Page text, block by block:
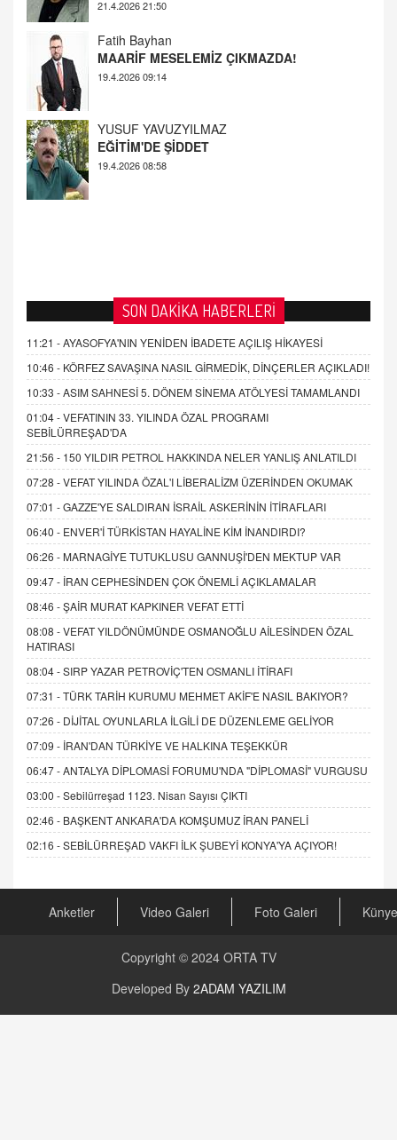
Fatih Bayhan
19.4.2026 09:14
19.4.2026 08:58
SON DAKİKA HABERLERİ
11:21 -AYASOFYA'NIN YENİDEN İBADETE AÇILIŞ HİKAYESİ
10:46 - KÖRFEZ SAVAŞINA NASIL GİRMEDİK, DİNÇERLER AÇIKLADI!
10:33 -ASIM SAHNESİ 5. DÖNEM SİNEMA ATÖLYESİ TAMAMLANDI
01:04 -VEFATININ 33. YILINDA ÖZAL PROGRAMI
SEBİLÜRREŞAD'DA
21:56 - 150 YILDIR PETROL HAKKINDA NELER YANLIŞ ANLATILDI
07:28 -VEFAT YILINDA ÖZAL'I LİBERALİZM ÜZERİNDEN OKUMAK
07:01 -GAZZE'YE SALDIRAN İSRAİL ASKERİNİN İTİRAFLARI
06:40 - ENVER'İ TÜRKİSTAN HAYALİNE KİM İNANDIRDI?
06:26 - MARNAGİYE TUTUKLUSU GANNUŞİ'DEN MEKTUP VAR
09:47 - İRAN CEPHESİNDEN ÇOK ÖNEMLİ AÇIKLAMALAR
08:46 -ŞAİR MURAT KAPKINER VEFAT ETTİ
08:08 -VEFAT YILDÖNÜMÜNDE OSMANOĞLU AİLESİNDEN ÖZAL
HATIRASI
08:04 -SIRP YAZAR PETROVİÇ'TEN OSMANLI İTİRAFI
07:31 -TÜRK TARİH KURUMU MEHMET AKİF'E NASIL BAKIYOR?
07:26 - DİJİTAL OYUNLARLA İLGİLİ DE DÜZENLEME GELİYOR
07:09 - İRAN'DAN TÜRKİYE VE HALKINA TEŞEKKÜR
06:47 -ANTALYA DİPLOMASİ FORUMU'NDA "DİPLOMASİ" VURGUSU
03:00 -Sebilürreşad 1123. Nisan Sayısı ÇIKTI
02:46 - BAŞKENT ANKARA'DA KOMŞUMUZ İRAN PANELİ
02:16 -SEBİLÜRREŞAD VAKFI İLK ŞUBEYİ KONYA'YA AÇIYOR!
Anketler Video Galeri Foto Galeri Künye
Copyright © 2024 ORTA TV
Developed By 2ADAM YAZILIM